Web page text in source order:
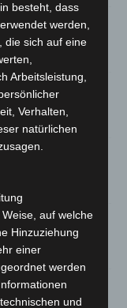
Hannover-West
in Niedersachsen
schnell
starten beim
besteht, dass
werden,
die sich auf eine
Arbeitsleistung,
Verhalten,
natürlichen
auf welche
Hinzuziehung
einer
werden
und